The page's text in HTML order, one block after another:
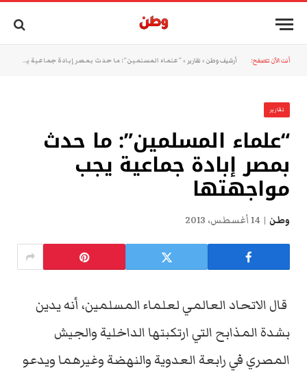
أنت الآن تتصفح: أرشيف وطن » تقارير »“علماء المسلمين”: ما حدث بمصر إبادة جماعية يجب مواجهتها
تقارير
“علماء المسلمين”: ما حدث
بمصر إبادة جماعية يجب
مواجهتها
وطن 14 أغسطس، 2013
قال الاتحاد العالمي لعلماء المسلمين، أنه يدين
بشدة المذابح التي ارتكبتها الداخلية والجيش
المصري في رابعة العدوية والنهضة وغيرهما ويدعو